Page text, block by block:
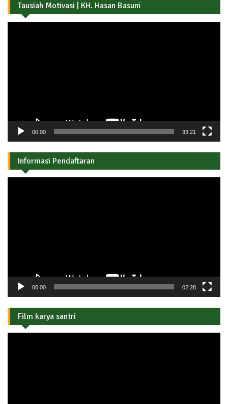
Tausiah Motivasi | KH. Hasan Basuni
00:00 33:21
Informasi Pendaftaran
00:00 02:28
Film karya santri